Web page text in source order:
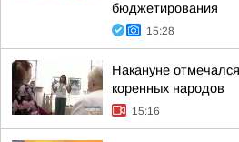
бюджетирования
15:28
Накануне
коренных народов
15:16